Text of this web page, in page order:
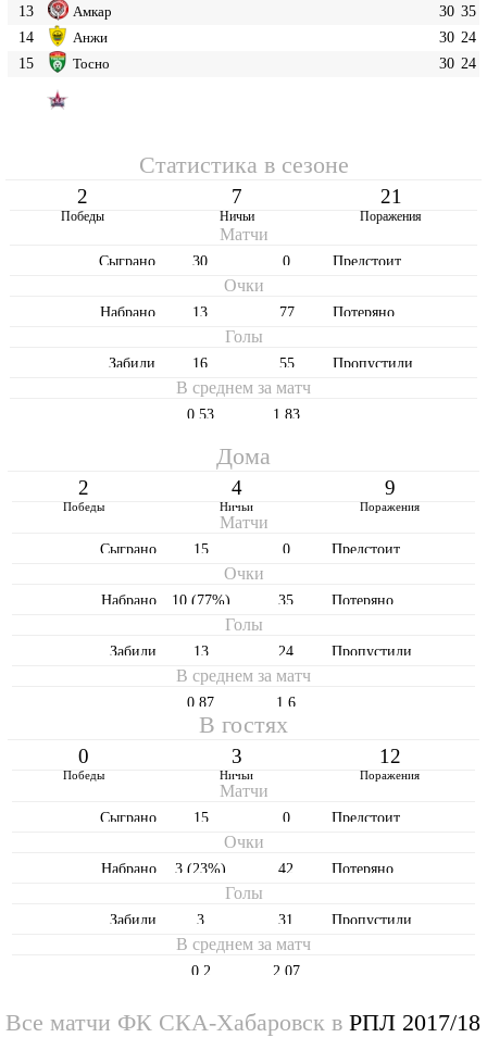
13
Амкар 30 35
14
Анжи 30 24
15
Тосно 30 24
Статистика в сезоне
2 7 21
Победы Ничьи Поражения
Матчи
Cыграно 30 Предстоит
0
Очки
Набрано 13 Потеряно
77
Голы
Забили 16 Пропустили
55
В среднем за матч
0,53 1,83
Дома
2 4 9
Победы Ничьи Поражения
Матчи
Cыграно 15 Предстоит
0
Очки
Набрано 10 (77%) Потеряно
35
Голы
Забили 13 Пропустили
24
В среднем за матч
0,87 1,6
В гостях
0 3 12
Победы Ничьи Поражения
Матчи
Cыграно 15 Предстоит
0
Очки
Набрано 3 (23%) Потеряно
42
Голы
Забили 3 Пропустили
31
В среднем за матч
0,2 2,07
Все матчи ФК СКА-Хабаровск в РПЛ 2017/18